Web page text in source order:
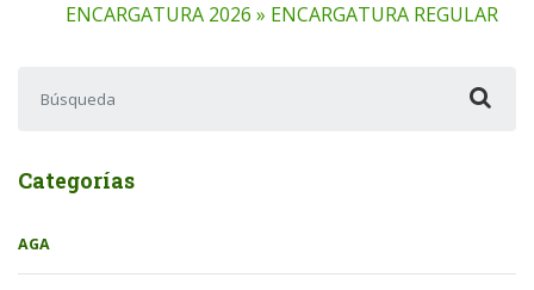
ENCARGATURA 2026 » ENCARGATURA REGULAR
Categorías
AGA